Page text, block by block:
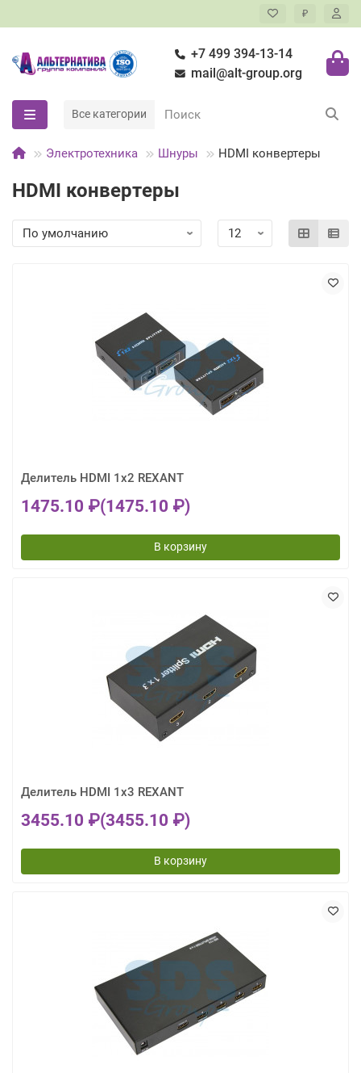
₽
+7 499 394-13-14
mail@alt-group.org
Все категории
Электротехника Шнуры HDMI конвертeры
HDMI конвертeры
Делитель HDMI 1x2 REXANT
1475.10 ₽(1475.10 ₽)
В корзину
Делитель HDMI 1x3 REXANT
3455.10 ₽(3455.10 ₽)
В корзину